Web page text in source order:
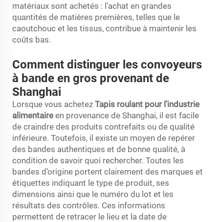
matériaux sont achetés : l’achat en grandes
quantités de matières premières, telles que le
caoutchouc et les tissus, contribue à maintenir les
coûts bas.
Comment distinguer les convoyeurs
à bande en gros provenant de
Shanghai
Lorsque vous achetez Tapis roulant pour l'industrie
alimentaire en provenance de Shanghai, il est facile
de craindre des produits contrefaits ou de qualité
inférieure. Toutefois, il existe un moyen de repérer
des bandes authentiques et de bonne qualité, à
condition de savoir quoi rechercher. Toutes les
bandes d’origine portent clairement des marques et
étiquettes indiquant le type de produit, ses
dimensions ainsi que le numéro du lot et les
résultats des contrôles. Ces informations
permettent de retracer le lieu et la date de